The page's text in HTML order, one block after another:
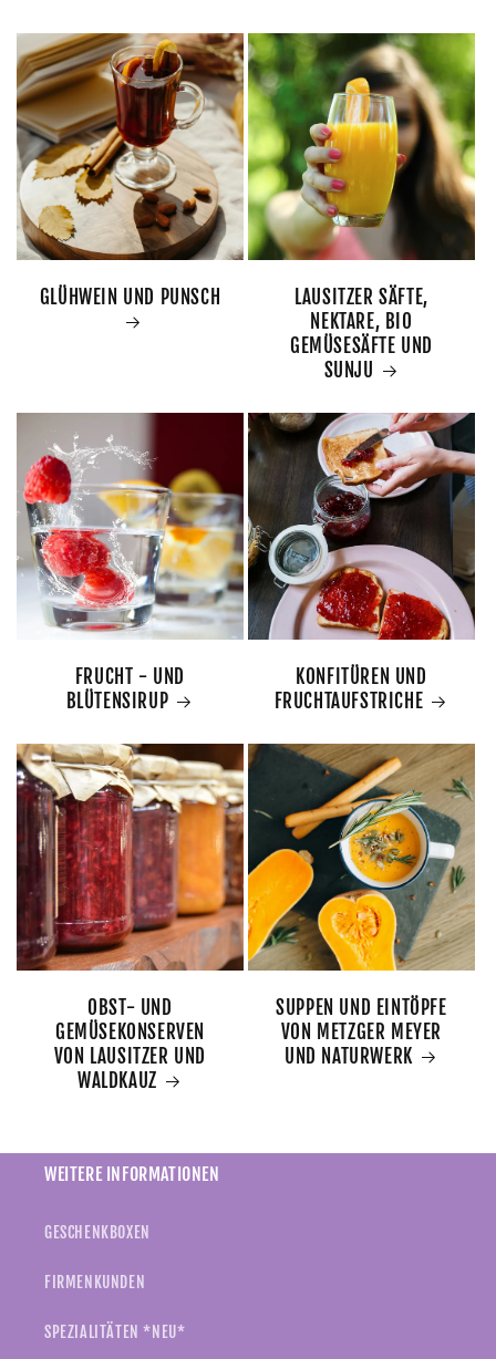
GLÜHWEIN UND PUNSCH
LAUSITZER SÄFTE,
NEKTARE, BIO
GEMÜSESÄFTE UND
SUNJU
FRUCHT - UND
BLÜTENSIRUP
KONFITÜREN UND
FRUCHTAUFSTRICHE
OBST- UND
GEMÜSEKONSERVEN
VON LAUSITZER UND
WALDKAUZ
SUPPEN UND EINTÖPFE
VON METZGER MEYER
UND NATURWERK
WEITERE INFORMATIONEN
GESCHENKBOXEN
FIRMENKUNDEN
SPEZIALITÄTEN *NEU*